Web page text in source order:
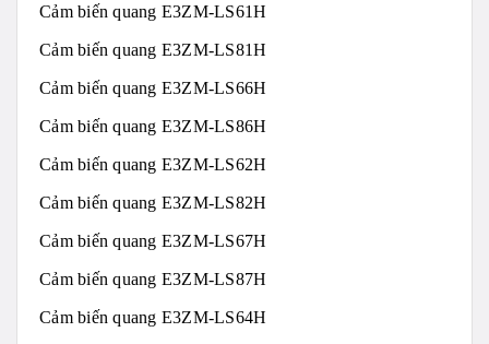
Cảm biến quang E3ZM-LS61H
Cảm biến quang E3ZM-LS81H
Cảm biến quang E3ZM-LS66H
Cảm biến quang E3ZM-LS86H
Cảm biến quang E3ZM-LS62H
Cảm biến quang E3ZM-LS82H
Cảm biến quang E3ZM-LS67H
Cảm biến quang E3ZM-LS87H
Cảm biến quang E3ZM-LS64H